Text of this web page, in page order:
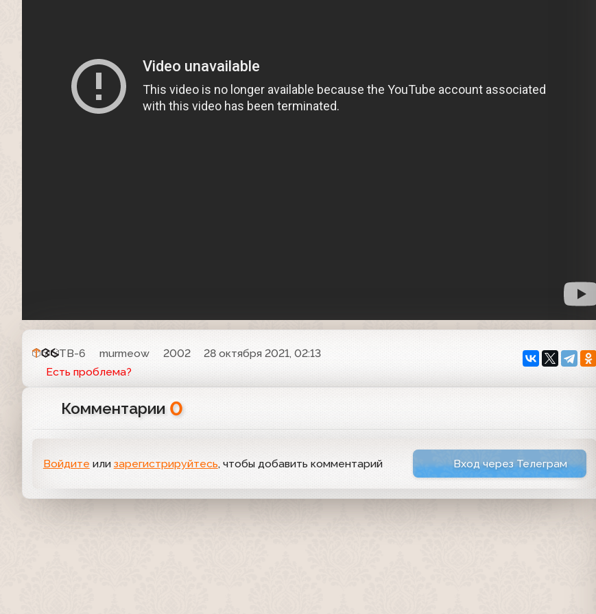
ТВ-6 murmeow 2002
28 октября 2021, 02:13
Есть проблема?
Комментарии 0
Войдите или зарегистрируйтесь, чтобы добавить комментарий Вход через Телеграм